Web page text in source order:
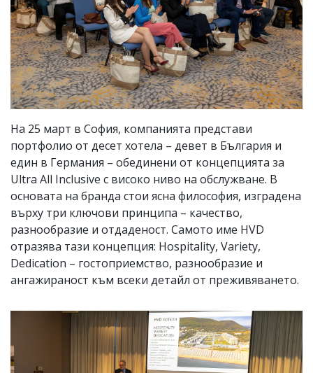
На 25 март в София, компанията представи
портфолио от десет хотела – девет в България и
един в Германия – обединени от концепцията за
Ultra All Inclusive с високо ниво на обслужване. В
основата на бранда стои ясна философия, изградена
върху три ключови принципа – качество,
разнообразие и отдаденост. Самото име HVD
отразява тази концепция: Hospitality, Variety,
Dedication – гостоприемство, разнообразие и
ангажираност към всеки детайл от преживяването.